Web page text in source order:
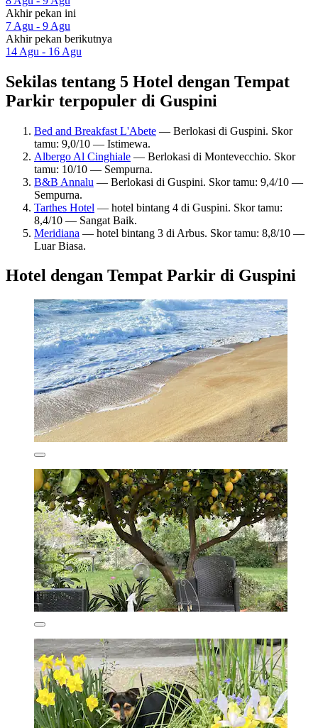
Akhir pekan ini
7 Agu - 9 Agu
Akhir pekan berikutnya
14 Agu - 16 Agu
Sekilas tentang 5 Hotel dengan Tempat
Parkir terpopuler di Guspini
Bed and Breakfast L'Abete — Berlokasi di Guspini. Skor
tamu: 9,0/10 — Istimewa.
Albergo Al Cinghiale — Berlokasi di Montevecchio. Skor
tamu: 10/10 — Sempurna.
B&B Annalu — Berlokasi di Guspini. Skor tamu: 9,4/10 —
Sempurna.
Tarthes Hotel — hotel bintang 4 di Guspini. Skor tamu:
8,4/10 — Sangat Baik.
Meridiana — hotel bintang 3 di Arbus. Skor tamu: 8,8/10 —
Luar Biasa.
Hotel dengan Tempat Parkir di Guspini